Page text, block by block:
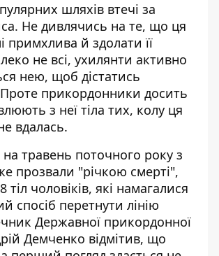
шляхів втечі за
Не дивлячись на те, що ця
примхлива й здолати її
не всі, ухилянти активно
нею, щоб дістатись
прикордонники досить
з неї тіла тих, колу ця
вдалась.
травень поточного року з
прозвали "річкою смерті",
чоловіків, які намагалися
спосіб перетнути лінію
Державної прикордонної
Демченко відмітив, що